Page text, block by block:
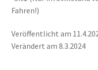
Fahren!)
Veröffentlicht am
Verändert am 8.3.2024